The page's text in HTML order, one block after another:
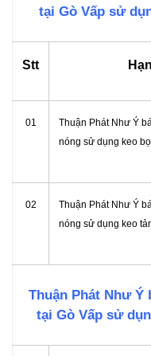
tại Gò Vấp sử
Stt
01
Thuận Phát Như Ý
nóng sử dụng keo
02
Thuận Phát Như Ý
nóng sử dụng keo
Thuận Phát Như Ý
tại Gò Vấp sử